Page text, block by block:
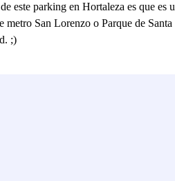
este parking en Hortaleza es que
San Lorenzo o Parque de
;)